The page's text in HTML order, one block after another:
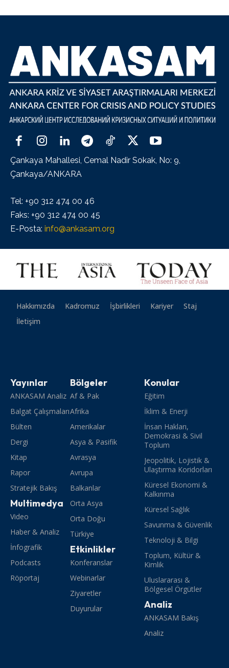
Çankaya Mahallesi, Cemal Nadir Sokak, No: 9,
Çankaya/ANKARA
Tel: +90 312 474 00 46
Faks: +90 312 474 00 45
E-Posta: info@ankasam.org
Hakkımızda Kadromuz İşbirlikleri Kariyer
Staj
İletişim
Yayınlar
ANKASAM Analiz
Balgat Çalışmaları
Bülten
Dergi
Kitap
Rapor
Stratejik Bakış
Multimedya
Video
Haber & Analiz
İnfografik
Podcasts
Röportaj
Bölgeler
Af & Pak
Afrika
Amerikalar
Asya & Pasifik
Avrasya
Avrupa
Balkanlar
Orta Asya
Orta Doğu
Türkiye
Etkinlikler
Konferanslar
Webinarlar
Ziyaretler
Duyurular
Konular
Eğitim
İklim & Enerji
İnsan Hakları,
Demokrasi & Sivil
Toplum
Jeopolitik, Lojistik &
Ulaştırma Koridorları
Küresel Ekonomi &
Kalkınma
Küresel Sağlık
Savunma & Güvenlik
Teknoloji & Bilgi
Toplum, Kültür &
Kimlik
Uluslararası &
Bölgesel Örgütler
Analiz
ANKASAM Bakış
Analiz